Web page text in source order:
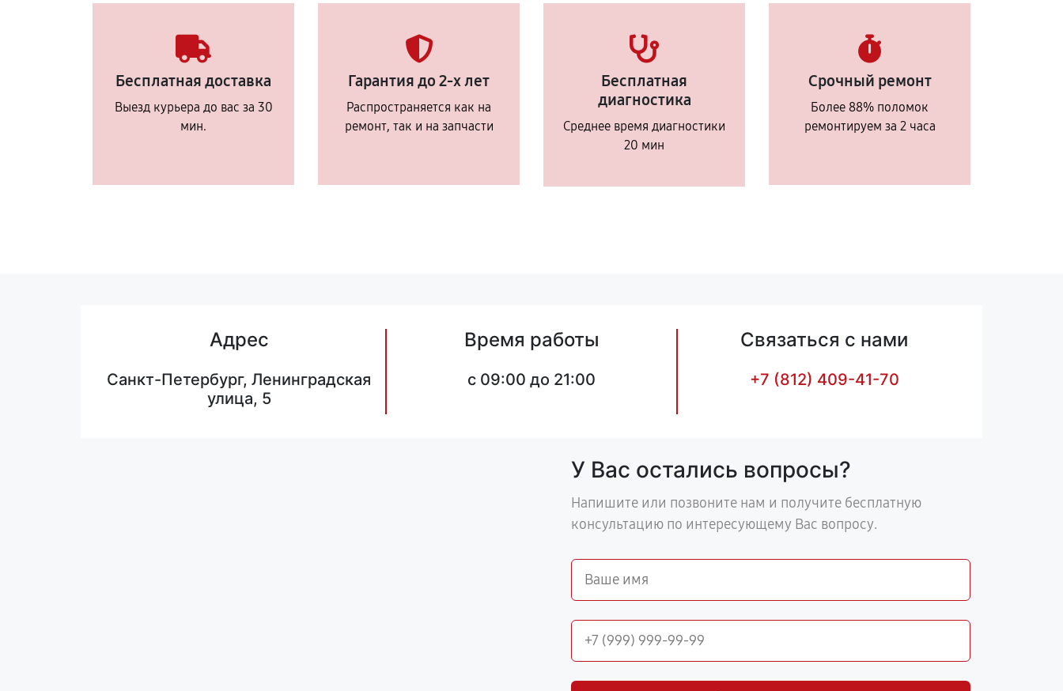
Бесплатная доставка
Выезд курьера до вас за 30
мин.
Гарантия до 2-х лет
Распространяется как на
ремонт, так и на запчасти
Бесплатная
диагностика
Среднее время диагностики
20 мин
Срочный ремонт
Более 88% поломок
ремонтируем за 2 часа
Адрес
Санкт-Петербург, Ленинградская
улица, 5
Время работы
c 09:00 до 21:00
Связаться с нами
+7 (812) 409-41-70
У Вас остались вопросы?
Напишите или позвоните нам и получите бесплатную
консультацию по интересующему Вас вопросу.